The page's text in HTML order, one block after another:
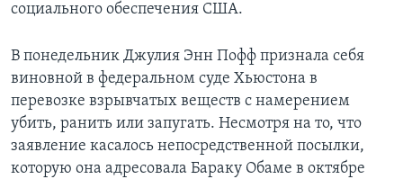
социального обеспечения США.
В понедельник Джулия Энн Пофф признала себя
виновной в федеральном суде Хьюстона в
перевозке взрывчатых веществ с намерением
убить, ранить или запугать. Несмотря на то, что
заявление касалось непосредственной посылки,
которую она адресовала Бараку Обаме в октябре